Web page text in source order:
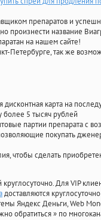
препаратов и
произнести название
на нашем сайте!
Петербурге, так же
дисконтная карта на
более 5 тысяч рублей
партии препарата с
покупать
чтобы сделать
Для VIP
доставляются круглосуточно
Яндекс Деньги, Web
обратиться» по